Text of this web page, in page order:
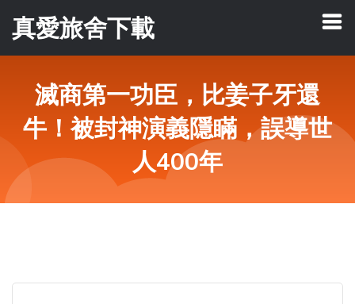
真愛旅舍下載
滅商第一功臣，比姜子牙還
牛！被封神演義隱瞞，誤導世
人400年